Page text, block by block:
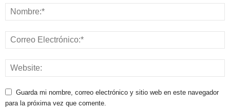
Guarda mi nombre, correo electrónico y sitio web en este navegador
para la próxima vez que comente.